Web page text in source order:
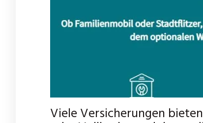
Viele Versicherungen